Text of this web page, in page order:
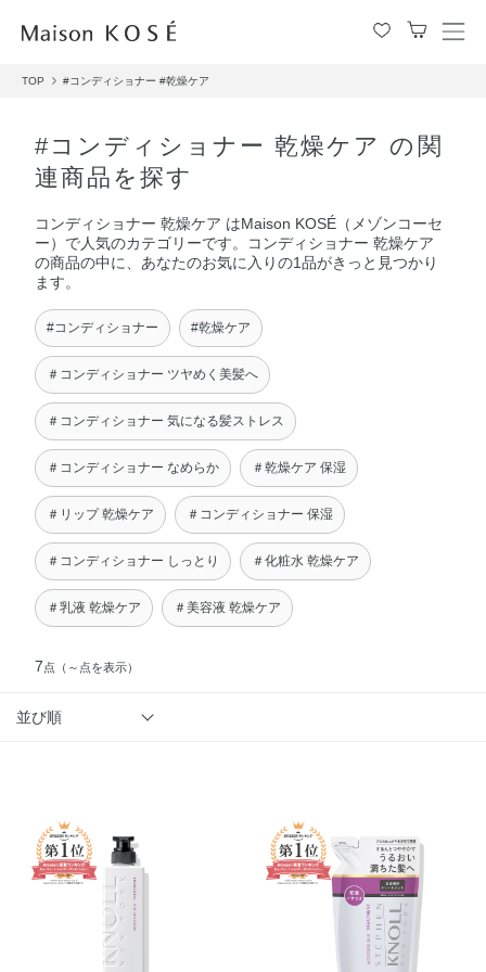
メ
TOP #コンディショナー #乾燥ケア
#コンディショナー 乾燥ケア の関
連商品を探す
コンディショナー 乾燥ケア はMaison KOSÉ（メゾンコーセ
ー）で人気のカテゴリーです。コンディショナー 乾燥ケア
の商品の中に、あなたのお気に入りの1品がきっと見つかり
ます。
#コンディショナー #乾燥ケア
＃コンディショナー ツヤめく美髪へ
＃コンディショナー 気になる髪ストレス
＃コンディショナー なめらか ＃乾燥ケア 保湿
＃リップ 乾燥ケア ＃コンディショナー 保湿
＃コンディショナー しっとり ＃化粧水 乾燥ケア
＃乳液 乾燥ケア ＃美容液 乾燥ケア
7点 （～点を表示）
並び順